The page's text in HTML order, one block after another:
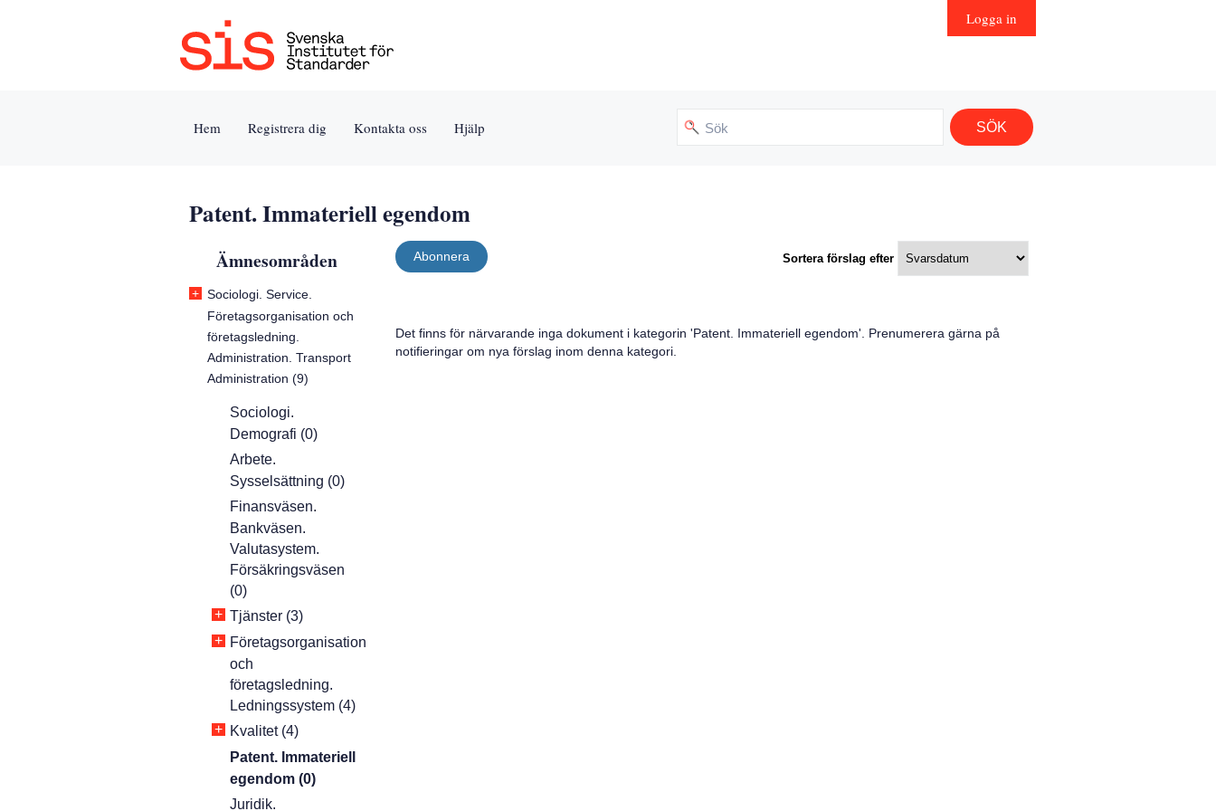
Hem Registrera dig Kontakta oss Hjälp
Logga in
Patent. Immateriell egendom
Ämnesområden
+ Sociologi. Service.
Företagsorganisation och
företagsledning.
Administration. Transport
Administration (9)
Sociologi.
Demografi (0)
Arbete.
Sysselsättning (0)
Finansväsen.
Bankväsen.
Valutasystem.
Försäkringsväsen
(0)
+ Tjänster (3)
+ Företagsorganisation
och
företagsledning.
Ledningssystem (4)
+ Kvalitet (4)
Patent. Immateriell
egendom (0)
Juridik.
Sortera förslag efter
Abonnera
Det finns för närvarande inga dokument i kategorin 'Patent. Immateriell egendom'. Prenumerera gärna på
notifieringar om nya förslag inom denna kategori.